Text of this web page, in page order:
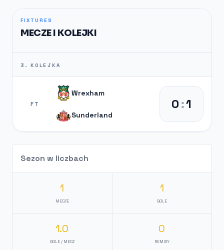
FIXTURES
MECZE I KOLEJKI
3. KOLEJKA
FT
Wrexham
Sunderland
0:1
Sezon w liczbach
1
MECZE
1
GOLE
1.0
GOLE / MECZ
0
REMISY